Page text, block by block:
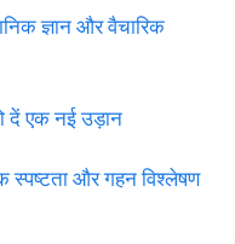
ज्ञान और वैचारिक
दें एक नई उड़ान
स्पष्टता और गहन विश्लेषण